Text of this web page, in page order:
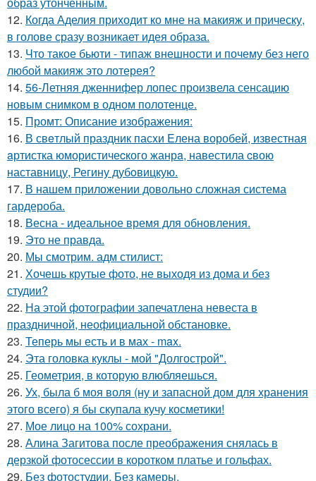
12. Когда Аделия приходит ко мне на макияж и прическу,
в голове сразу возникает идея образа.
13. Что такое бьюти - типаж внешности и почему без него
любой макияж это лотерея?
14. 56-Летняя дженнифер лопес произвела сенсацию
новым снимком в одном полотенце.
15. Промт: Описание изображения:
16. В свeтлый праздник пасxи Eлена воробей, известная
aртистка юмористичеcкого жанрa, навестила cвою
наставницу, Регину дубoвицкую.
17. В нашем приложении довольно сложная система
гардероба.
18. Весна - идеальное время для обновления.
19. Это не правда.
20. Мы смотрим. адм стилист:
21. Хочешь крутые фото, не выходя из дома и без
студии?
22. На этой фотографии запечатлена невеста в
праздничной, неофициальной обстановке.
23. Теперь мы есть и в мах - max.
24. Эта головка куклы - мой "Долгострой".
25. Геометрия, в которую влюбляешься.
26. Ух, была б моя воля (ну и запасной дом для хранения
этого всего) я бы скупала кучу косметики!
27. Мое лицо на 100% сохрани.
28. Алина Загитова после преображения снялась в
дерзкой фотосессии в коротком платье и гольфах.
29. Без фотостудии. Без камеры.